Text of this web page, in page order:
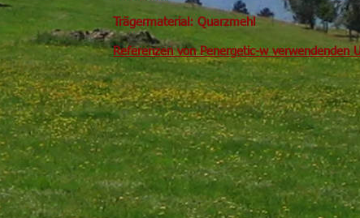
Trägermaterial: Quarzmehl
Referenzen von Penergetic-w verwendenden